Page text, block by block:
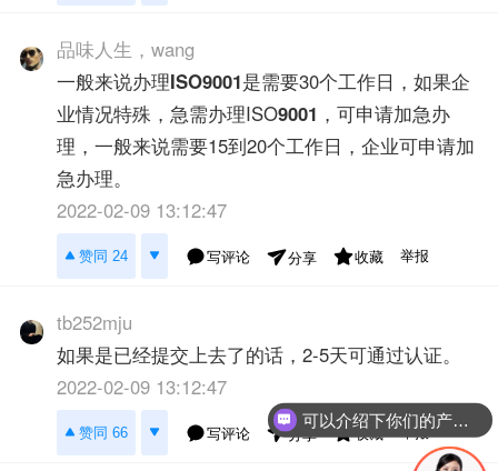
品味人生，wang
一般来说办理ISO9001是需要30个工作日，如果企
业情况特殊，急需办理ISO9001 ，可申请加急办
理，一般来说需要15到20个工作日，企业可申请加
急办理。
2022-02-09 13:12:47
赞同 24 写评论 分享 收藏 举报
tb252mju
如果是已经提交上去了的话，2-5天可通过认证。
2022-02-09 13:12:47
赞同 66 写评论 分享 收藏 举报
可以介绍下你们的产品么？